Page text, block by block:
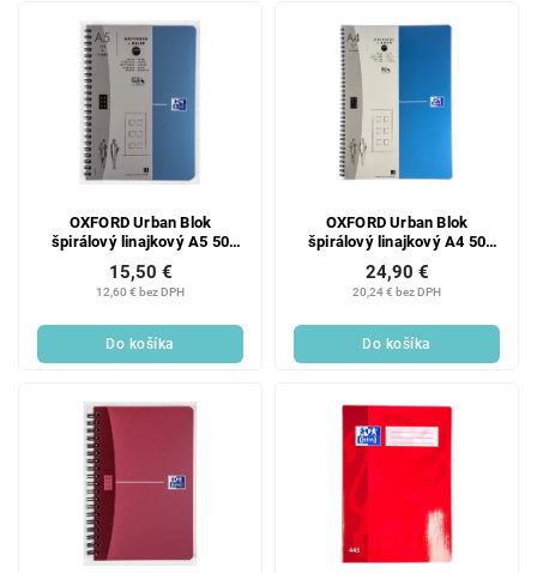
OXFORD Urban Blok
špirálový linajkový A5 50
listov 1 ks
12,60 € bez DPH
15,50 €
Do košíka
OXFORD Urban Blok
špirálový linajkový A4 50
listov 1 ks
20,24 € bez DPH
24,90 €
Do košíka